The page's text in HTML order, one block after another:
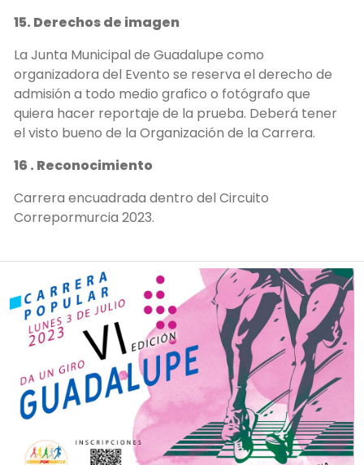
15. Derechos de imagen
La Junta Municipal de Guadalupe como
organizadora del Evento se reserva el derecho de
admisión a todo medio grafico o fotógrafo que
quiera hacer reportaje de la prueba. Deberá tener
el visto bueno de la Organización de la Carrera.
16 . Reconocimiento
Carrera encuadrada dentro del Circuito
Correpormurcia 2023.